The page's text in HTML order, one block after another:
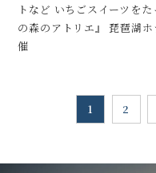
トなど いちごスイーツを
の森のアトリエ』 琵琶湖
催
1 2